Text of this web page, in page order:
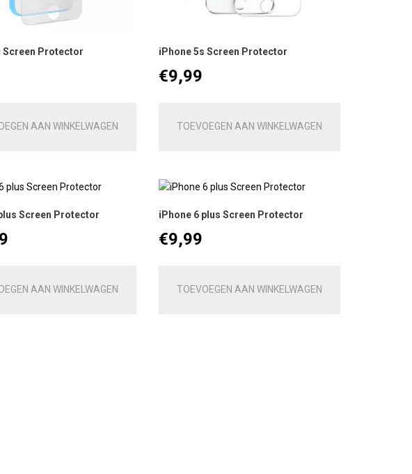
Screen Protector
AAN WINKELWAGEN
iPhone 5s Screen Protector
€9,99
TOEVOEGEN AAN WINKELWAGEN
Screen Protector
AAN WINKELWAGEN
iPhone 6 plus Screen Protector
€9,99
TOEVOEGEN AAN WINKELWAGEN